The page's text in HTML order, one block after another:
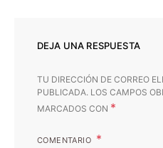
DEJA UNA RESPUESTA
TU DIRECCIÓN DE CORREO
PUBLICADA. LOS CAMPOS
MARCADOS CON *
COMENTARIO